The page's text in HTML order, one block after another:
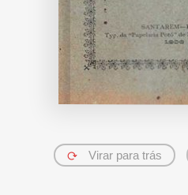
Virar para trás